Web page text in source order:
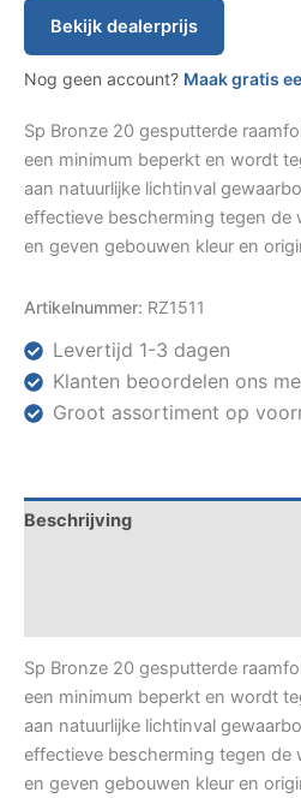
Bekijk dealerprijs
Nog geen account? Maak gratis
Sp Bronze 20 gesputterde
een minimum beperkt en wordt
aan natuurlijke lichtinval
effectieve bescherming tegen de
en geven gebouwen kleur en
Artikelnummer: RZ1511
Levertijd 1-3 dagen
Klanten beoordelen ons
Groot assortiment op
Beschrijving
Sp Bronze 20 gesputterde
een minimum beperkt en wordt
aan natuurlijke lichtinval
effectieve bescherming tegen de
en geven gebouwen kleur en